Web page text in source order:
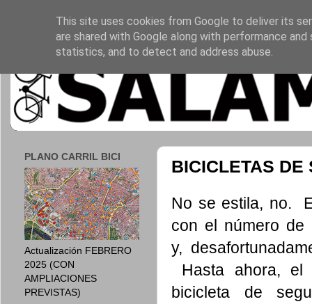
BICICLETAS DE
No se estila, no.
con el número de
y,
Hasta ahora, el
bicicleta de
PLANO CARRIL BICI
Actualización FEBRERO
2025 (CON
AMPLIACIONES
PREVISTAS)
This site uses cookies from Google to deliver its
are shared with Google along with performance
statistics, and to detect and address abuse.